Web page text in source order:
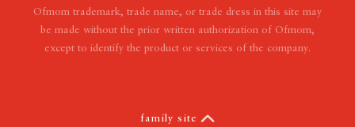
Ofmom trademark, trade name, or trade dress in this site may
be made without the prior written authorization of Ofmom,
except to identify the product or services of the company.
family site